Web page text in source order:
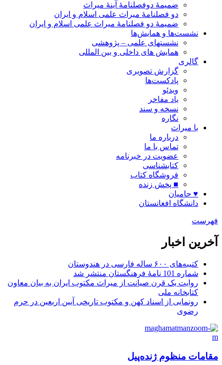
ضمیمۀ دوفصلنامۀ آینۀ میراث
دو فصلنامۀ میراث علمی اسلام و ایران
ضمیمۀ دو فصلنامۀ میراث علمی اسلام و ایران
نشست‌ها و همایش‌ها
نشستهای علمی – پژوهشی
همایش های داخلی و بین المللی
گالری
گزارش تصویری
پادکست‌ها
ویدئو
یاد مفاخر
نسخه و سند
نگاره
با میراث
درباره ما
تماس با ما
عضویت در خبرنامه
کتابشناسی
فروشگاه کتاب
■ پخش زنده
♥ حامیان
دانشگاه افغانستان
فهرست
آخرین اخبار
کتیبه‌های ۶۰۰ ساله فارسی در هندوستان
شماره 101 نامۀ فرهنگستان منتشر شد
روایت یک قرن صیانت از میراث مکتوب ایران به بیان معاون
کتابخانه ملی
رونمایی از اسناد کهن و مکتوب تاریخی آیین اربعین در حرم
رضوی
مقامات منظوم ژنده‌پیل